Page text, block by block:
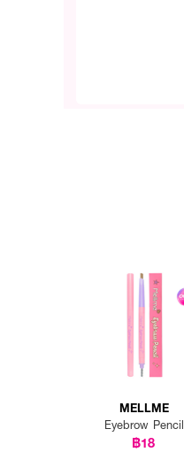
MELLME
Eyebrow Pencil
฿18